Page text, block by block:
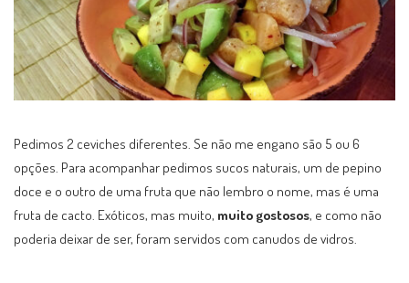
Pedimos 2 ceviches diferentes. Se não me engano são 5 ou 6
opções. Para acompanhar pedimos sucos naturais, um de pepino
doce e o outro de uma fruta que não lembro o nome, mas é uma
fruta de cacto. Exóticos, mas muito, muito gostosos, e como não
poderia deixar de ser, foram servidos com canudos de vidros.